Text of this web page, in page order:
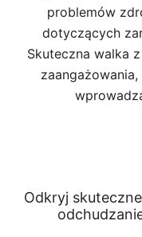
problemów
dotyczących
Skuteczna walka
Odkryj